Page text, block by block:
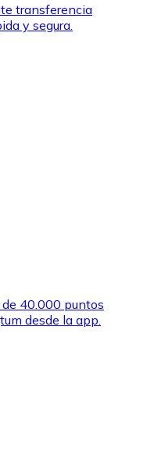
para comprar
marcas favoritas con
transferencia
y segura.
40.000 puntos
desde la app.